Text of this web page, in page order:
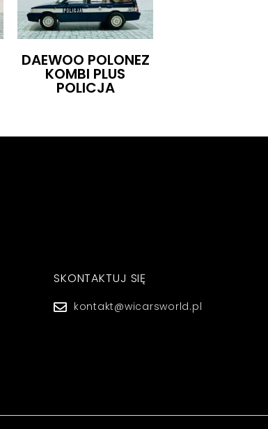
DAEWOO POLONEZ
KOMBI PLUS
POLICJA
SKONTAKTUJ SIĘ
kontakt@wicarsworld.pl